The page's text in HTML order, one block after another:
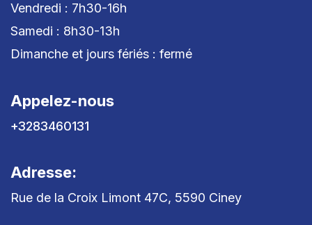
Vendredi : 7h30-16h
Samedi : 8h30-13h
Dimanche et jours fériés : fermé
Appelez-nous
+3283460131
Adresse:
Rue de la Croix Limont 47C, 5590 Ciney